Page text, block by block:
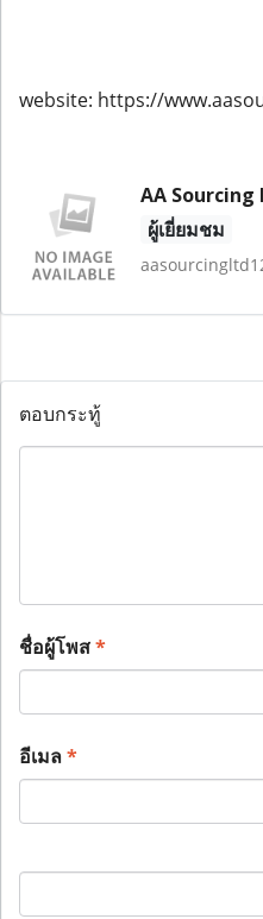
website: https://
AA Sourcing
ผู้เยี่ยมชม
ตอบกระทู้
ชื่อผู้โพส*
อีเมล*